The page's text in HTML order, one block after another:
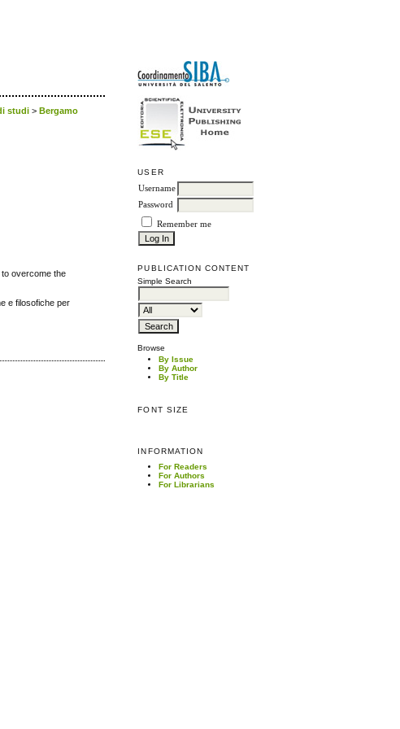
USER
Username
Password
Remember me
PUBLICATION CONTENT
Simple Search
Browse
By Issue
By Author
By Title
FONT SIZE
INFORMATION
For Readers
For Authors
For Librarians
studi >Bergamo
overcome the
e filosofiche per